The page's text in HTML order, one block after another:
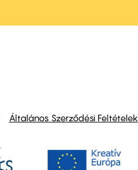
Általános Szerződési Feltételek